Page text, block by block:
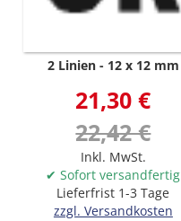
2 Linien 12 x 12 mm
21,30 €
22,42 €
Inkl. MwSt.
✔ Sofort versandfertig
Lieferfrist 1-3 Tage
zzgl. Versandkosten